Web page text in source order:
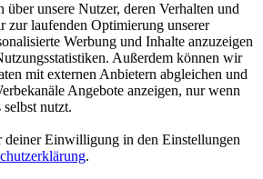
über unsere Nutzer, deren Verhalten und
zur laufenden Optimierung unserer
Werbung und Inhalte anzuzeigen
Außerdem können wir
mit externen Anbietern abgleichen und
Angebote anzeigen, nur wenn
nutzt.
Einwilligung in den Einstellungen
.